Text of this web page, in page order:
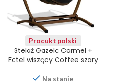
Produkt polski
Stelaż Gazela Carmel +
Fotel wiszący Coffee szary
Na stanie